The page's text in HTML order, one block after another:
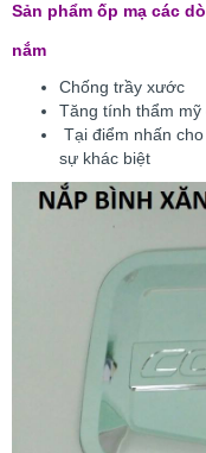
Sản phẩm ốp mạ các
nắm
Chống trầy xước
Tăng tính thẩm mỹ
Tại điểm nhấn
sự khác biệt